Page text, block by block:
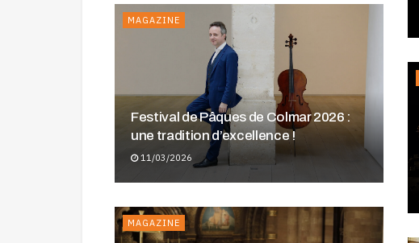
MAGAZINE
Festival de Pâques de Colmar 2026 :
une tradition d’excellence !
11/03/2026
MAGAZINE